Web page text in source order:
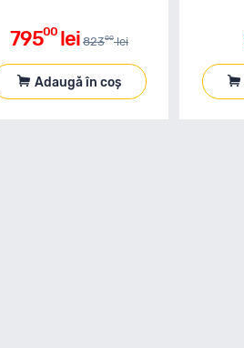
79500 lei 82300 lei
Adaugă în coș